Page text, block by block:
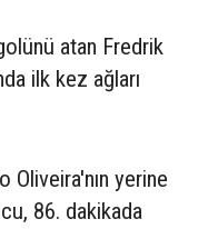
atan Fredrik
ilk kez ağları
Oliveira'nın yerine
86. dakikada